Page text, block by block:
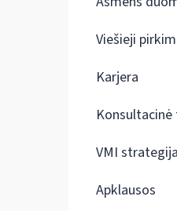
Viešieji
Karjera
Konsultacinė
VMI strategija
Apklausos